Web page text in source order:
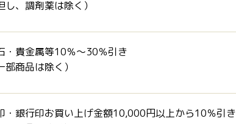
し、調剤薬は除く）
・貴金属等10％～30％引き
部商品は除く）
・銀行印お買い上げ金額10,000円以上から10％引き